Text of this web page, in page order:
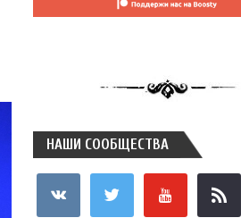
НАШИ СООБЩЕСТВА